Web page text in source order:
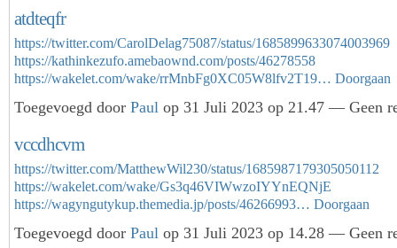
atdteqfr
https://twitter.com/CarolDelag75087/status/1685899633074003969
https://kathinkezufo.amebaownd.com/posts/46278558
https://wakelet.com/wake/rrMnbFg0XC05W8lfv2T19… Doorgaan
Toegevoegd door Paul op 31 Juli 2023 op 21.47 — Geen
vccdhcvm
https://twitter.com/MatthewWil230/status/1685987179305050112
https://wakelet.com/wake/Gs3q46VIWwzoIYYnEQNjE
https://wagyngutykup.themedia.jp/posts/46266993… Doorgaan
Toegevoegd door Paul op 31 Juli 2023 op 14.28 — Geen